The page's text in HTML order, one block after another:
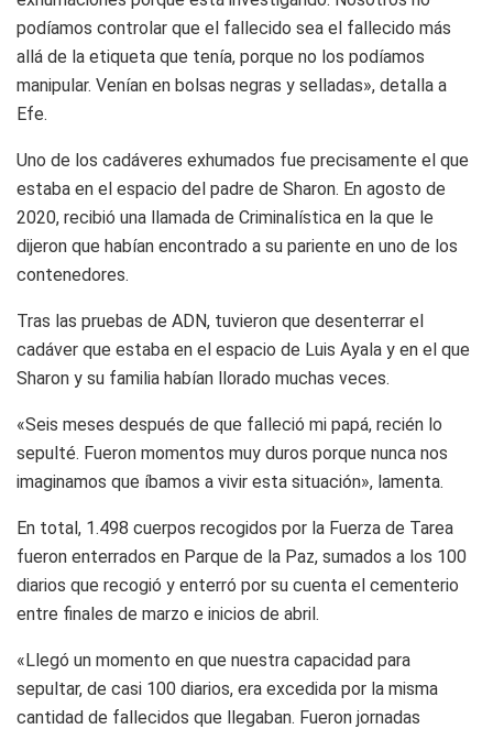
podíamos controlar que el fallecido sea el fallecido más
allá de la etiqueta que tenía, porque no los podíamos
manipular. Venían en bolsas negras y selladas», detalla a
Efe.
Uno de los cadáveres exhumados fue precisamente el que
estaba en el espacio del padre de Sharon. En agosto de
2020, recibió una llamada de Criminalística en la que le
dijeron que habían encontrado a su pariente en uno de los
contenedores.
Tras las pruebas de ADN, tuvieron que desenterrar el
cadáver que estaba en el espacio de Luis Ayala y en el que
Sharon y su familia habían llorado muchas veces.
«Seis meses después de que falleció mi papá, recién lo
sepulté. Fueron momentos muy duros porque nunca nos
imaginamos que íbamos a vivir esta situación», lamenta.
En total, 1.498 cuerpos recogidos por la Fuerza de Tarea
fueron enterrados en Parque de la Paz, sumados a los 100
diarios que recogió y enterró por su cuenta el cementerio
entre finales de marzo e inicios de abril.
«Llegó un momento en que nuestra capacidad para
sepultar, de casi 100 diarios, era excedida por la misma
cantidad de fallecidos que llegaban. Fueron jornadas